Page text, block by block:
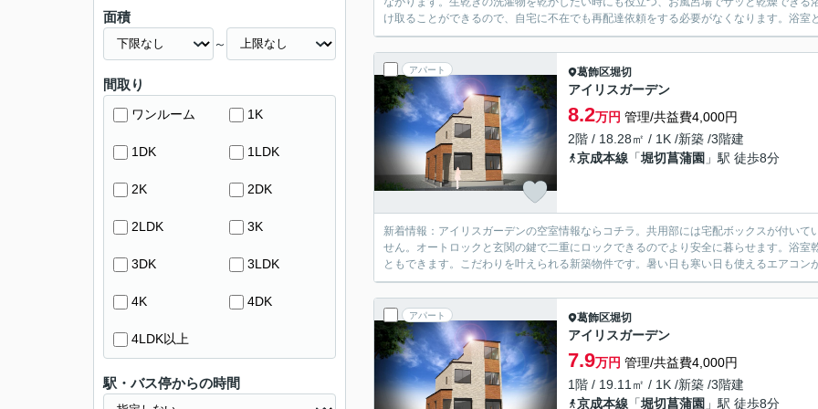
け取ることができるので、自宅に不在でも再配達依頼をする必要がなくなります。浴
アパート 葛飾区堀切
アイリスガーデン
8.2万円 管理/共益費4,000円
2階 / 18.28㎡ / 1K /新築 /3階建
京成本線 「堀切菖蒲園 」駅 徒歩8分
新着情報：アイリスガーデンの空室情報ならコチラ。共用部には宅配ボックスが付い
せん。オートロックと玄関の鍵で二重にロックできるのでより安全に暮らせます。浴
ともできます。こだわりを叶えられる新築物件です。暑い日も寒い日も使えるエアコ
アパート 葛飾区堀切
アイリスガーデン
7.9万円 管理/共益費4,000円
1階 / 19.11㎡ / 1K /新築 /3階建
京成本線 「堀切菖蒲園 」駅 徒歩8分
面積
～
間取り
ワンルーム 1K
1DK 1LDK
2K 2DK
2LDK 3K
3DK 3LDK
4K 4DK
4LDK以上
駅・バス停からの時間